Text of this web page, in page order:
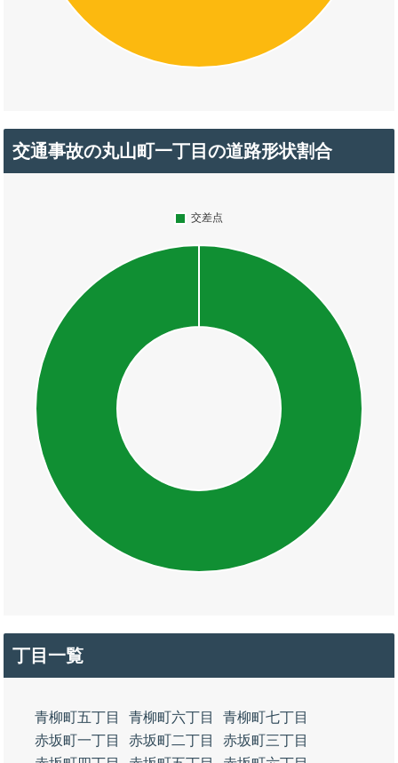
交通事故の丸山町一丁目の道路形状割合
丁目一覧
青柳町五丁目 青柳町六丁目
青柳町七丁目
赤坂町一丁目
赤坂町二丁目
赤坂町三丁目